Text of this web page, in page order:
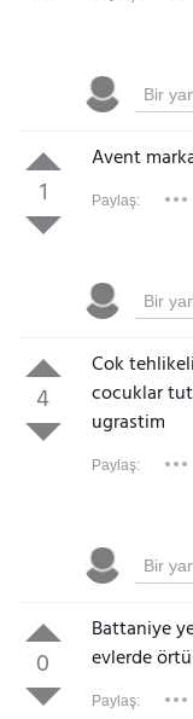
1
Avent
Paylaş:
4
Cok
cocuklar
ugrastim
Paylaş:
0
Battaniye
evlerde
Paylaş: